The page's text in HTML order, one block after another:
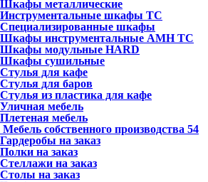
Шкафы металлические
Инструментальные шкафы ТС
Специализированные шкафы
Шкафы инструментальные АМН ТС
Шкафы модульные HARD
Шкафы сушильные
Стулья для кафе
Стулья для баров
Стулья из пластика для кафе
Уличная мебель
Плетеная мебель
Мебель собственного производства 54
Гардеробы на заказ
Полки на заказ
Стеллажи на заказ
Столы на заказ